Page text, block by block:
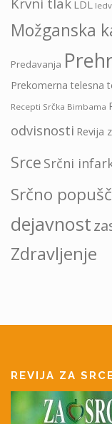
LDL
Možganska
Predavanja
Prekomerna telesna
Recepti Srčka Bimbama
odvisnosti Revija
Srce Srčni
Srčno
dejavnost
Zdravljenje
REVIJA ZA